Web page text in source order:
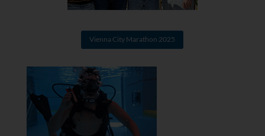
Vienna City Marathon 2025